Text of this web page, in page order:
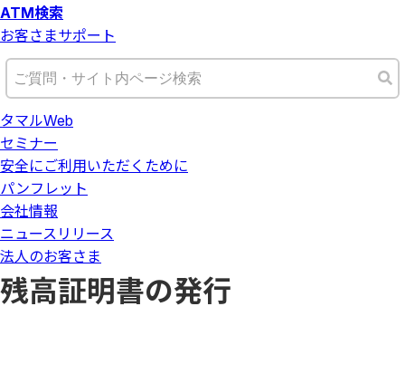
ATM検索
お客さまサポート
タマルWeb
セミナー
安全にご利用いただくために
パンフレット
会社情報
ニュースリリース
法人のお客さま
残高証明書の発行